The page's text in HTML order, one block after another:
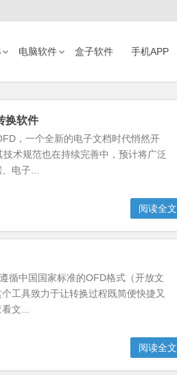
电脑软件 盒子软件 手机APP
换软件
，一个全新的电子文档时代悄然开
术规范也在持续完善中，预计将广泛
电子...
阅读全文
循中国国家标准的OFD格式（开放文
工具致力于让转换过程既简便快捷又
文...
阅读全文